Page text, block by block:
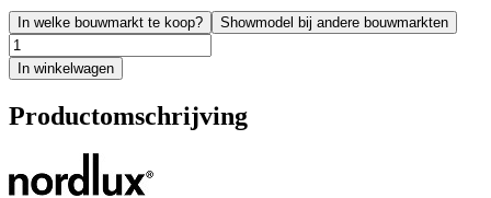
In welke bouwmarkt te koop? Showmodel bij andere bouwmarkten
In winkelwagen
Productomschrijving